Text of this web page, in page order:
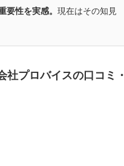
性を実感。 現在はその知見
社プロバイスの口コミ・